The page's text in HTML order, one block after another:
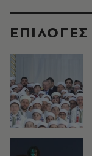
EΠΙΛΟΓΈΣ